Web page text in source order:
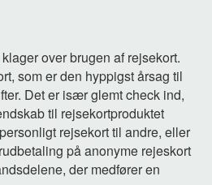
over brugen af rejsekort.
som er den hyppigst årsag til
Det er især glemt check ind,
til rejsekortproduktet
rejsekort til andre, eller
på anonyme rejeskort
der medfører en